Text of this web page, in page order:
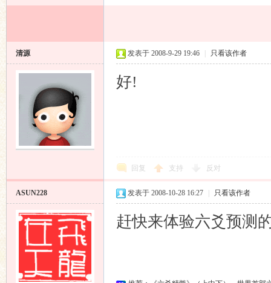
清源 发表于 2008-9-29 19:46 只看该作者
好!
回复 支持 反对
ASUN228 发表于 2008-10-28 16:27 只看该作者
赶快来体验六爻预测